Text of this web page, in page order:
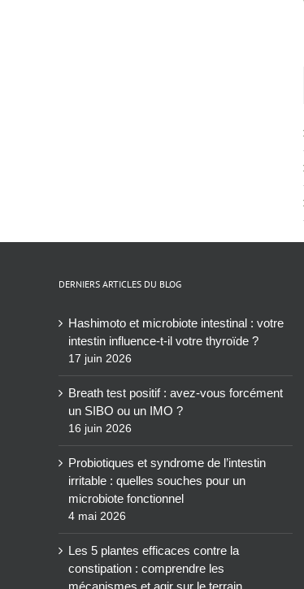
DERNIERS ARTICLES DU BLOG
Hashimoto et microbiote intestinal : votre
intestin influence-t-il votre thyroïde ?
17 juin 2026
Breath test positif : avez-vous forcément
un SIBO ou un IMO ?
16 juin 2026
Probiotiques et syndrome de l’intestin
irritable : quelles souches pour un
microbiote fonctionnel
4 mai 2026
Les 5 plantes efficaces contre la
constipation : comprendre les
mécanismes et agir sur le terrain